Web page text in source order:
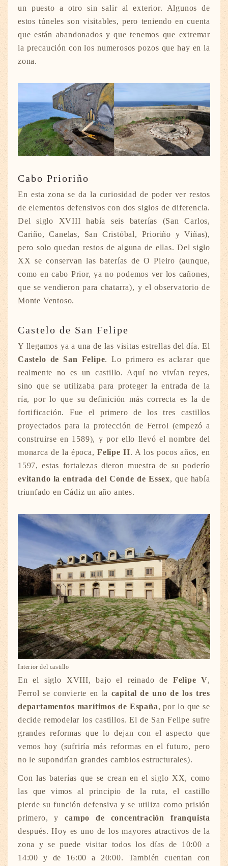
un puesto a otro sin salir al exterior. Algunos de
estos túneles son visitables, pero teniendo en cuenta
que están abandonados y que tenemos que extremar
la precaución con los numerosos pozos que hay en la
zona.
Cabo Prioriño
En esta zona se da la curiosidad de poder ver restos
de elementos defensivos con dos siglos de diferencia.
Del siglo XVIII había seis baterías (San Carlos,
Cariño, Canelas, San Cristóbal, Prioriño y Viñas),
pero solo quedan restos de alguna de ellas. Del siglo
XX se conservan las baterías de O Pieiro (aunque,
como en cabo Prior, ya no podemos ver los cañones,
que se vendieron para chatarra), y el observatorio de
Monte Ventoso.
Castelo de San Felipe
Y llegamos ya a una de las visitas estrellas del día. El
Castelo de San Felipe. Lo primero es aclarar que
realmente no es un castillo. Aquí no vivían reyes,
sino que se utilizaba para proteger la entrada de la
ría, por lo que su definición más correcta es la de
fortificación. Fue el primero de los tres castillos
proyectados para la protección de Ferrol (empezó a
construirse en 1589), y por ello llevó el nombre del
monarca de la época, Felipe II. A los pocos años, en
1597, estas fortalezas dieron muestra de su poderío
evitando la entrada del Conde de Essex, que había
triunfado en Cádiz un año antes.
Interior del castillo
En el siglo XVIII, bajo el reinado de Felipe V,
Ferrol se convierte en la capital de uno de los tres
departamentos marítimos de España, por lo que se
decide remodelar los castillos. El de San Felipe sufre
grandes reformas que lo dejan con el aspecto que
vemos hoy (sufriría más reformas en el futuro, pero
no le supondrían grandes cambios estructurales).
Con las baterías que se crean en el siglo XX, como
las que vimos al principio de la ruta, el castillo
pierde su función defensiva y se utiliza como prisión
primero, ycampo de concentración franquista
después. Hoy es uno de los mayores atractivos de la
zona y se puede visitar todos los días de 10:00 a
14:00 y de 16:00 a 20:00. También cuentan con